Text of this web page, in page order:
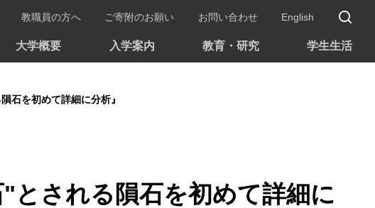
大学概要 入学案内 教育・研究 学生生活
教職員の方へ ご寄附のお願い お問い合わせ English
石を初めて詳細に分析』
とされる隕石を初めて詳細に